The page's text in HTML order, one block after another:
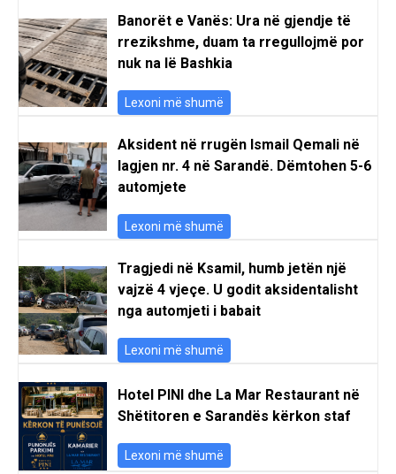
Banorët e Vanës: Ura në gjendje të
rrezikshme, duam ta rregullojmë por
nuk na lë Bashkia
Lexoni më shumë
Aksident në rrugën Ismail Qemali në
lagjen nr. 4 në Sarandë. Dëmtohen 5-6
automjete
Lexoni më shumë
Tragjedi në Ksamil, humb jetën një
vajzë 4 vjeçe. U godit aksidentalisht
nga automjeti i babait
Lexoni më shumë
Hotel PINI dhe La Mar Restaurant në
Shëtitoren e Sarandës kërkon staf
Lexoni më shumë